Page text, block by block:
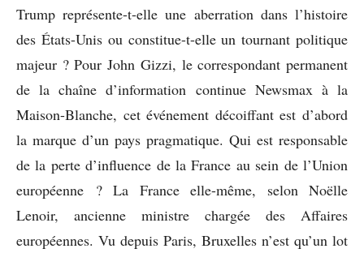
Trump représente-t-elle une aberration dans l’histoire
des États-Unis ou constitue-t-elle un tournant politique
majeur ? Pour John Gizzi, le correspondant permanent
de la chaîne d’information continue Newsmax à la
Maison-Blanche, cet événement décoiffant est d’abord
la marque d’un pays pragmatique. Qui est responsable
de la perte d’influence de la France au sein de l’Union
européenne ? La France elle-même, selon Noëlle
Lenoir, ancienne ministre chargée des Affaires
européennes. Vu depuis Paris, Bruxelles n’est qu’un lot